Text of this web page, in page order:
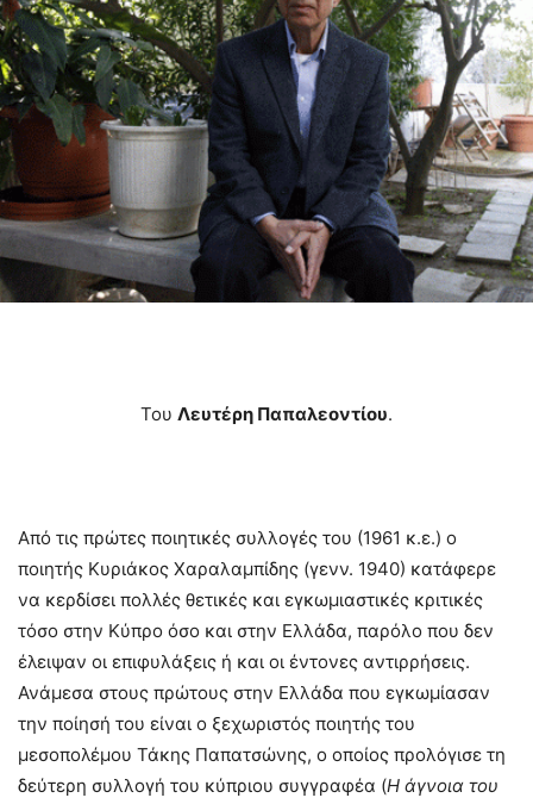
Του Λευτέρη Παπαλεοντίου.
Από τις πρώτες ποιητικές συλλογές του (1961 κ.ε.) ο
ποιητής Κυριάκος Χαραλαμπίδης (γενν. 1940) κατάφερε
να κερδίσει πολλές θετικές και εγκωμιαστικές κριτικές
τόσο στην Κύπρο όσο και στην Ελλάδα, παρόλο που δεν
έλειψαν οι επιφυλάξεις ή και οι έντονες αντιρρήσεις.
Ανάμεσα στους πρώτους στην Ελλάδα που εγκωμίασαν
την ποίησή του είναι ο ξεχωριστός ποιητής του
μεσοπολέμου Τάκης Παπατσώνης, ο οποίος προλόγισε τη
δεύτερη συλλογή του κύπριου συγγραφέα (Η άγνοια του